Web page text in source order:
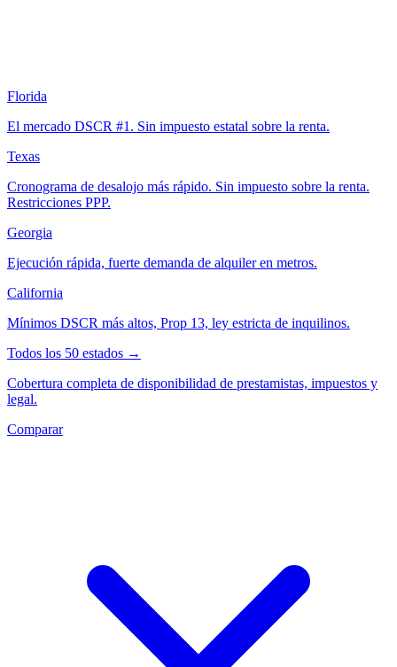
Florida
El mercado DSCR #1. Sin impuesto estatal sobre la renta.
Texas
Cronograma de desalojo más rápido. Sin impuesto sobre la renta.
Restricciones PPP.
Georgia
Ejecución rápida, fuerte demanda de alquiler en metros.
California
Mínimos DSCR más altos, Prop 13, ley estricta de inquilinos.
Todos los 50 estados →
Cobertura completa de disponibilidad de prestamistas, impuestos y
legal.
Comparar